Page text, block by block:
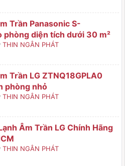
Trần Panasonic S-
phòng diện tích dưới 30 m²
THIN NGÂN PHÁT
Trần LG ZTNQ18GPLA0
phòng nhỏ
THIN NGÂN PHÁT
Âm Trần LG Chính Hãng
THIN NGÂN PHÁT